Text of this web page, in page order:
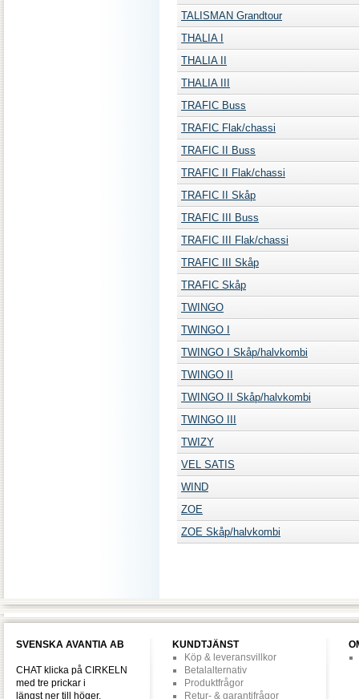
TALISMAN Grandtour
THALIA I
THALIA II
THALIA III
TRAFIC Buss
TRAFIC Flak/chassi
TRAFIC II Buss
TRAFIC II Flak/chassi
TRAFIC II Skåp
TRAFIC III Buss
TRAFIC III Flak/chassi
TRAFIC III Skåp
TRAFIC Skåp
TWINGO
TWINGO I
TWINGO I Skåp/halvkombi
TWINGO II
TWINGO II Skåp/halvkombi
TWINGO III
TWIZY
VEL SATIS
WIND
ZOE
ZOE Skåp/halvkombi
SVENSKA AVANTIA AB
CHAT klicka på CIRKELN
med tre prickar i
längst ner till höger.
KUNDTJÄNST
Köp & leveransvillkor
Betalalternativ
Produktfrågor
Retur- & garantifrågor